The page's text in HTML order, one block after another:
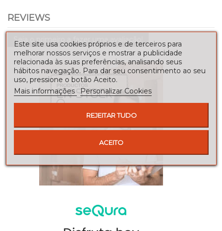
REVIEWS
Seja o primeiro a fazer uma avaliação!
Este site usa cookies próprios e de terceiros para
melhorar nossos serviços e mostrar a publicidade
relacionada às suas preferências, analisando seus
hábitos navegação. Para dar seu consentimento ao seu
uso, pressione o botão Aceito.
Mais informações Personalizar Cookies
REJEITAR TUDO
ACEITO